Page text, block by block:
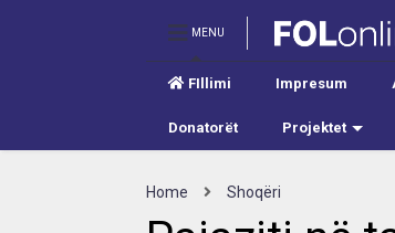
MENU
FIllimi Impresum
Donatorët Projektet
Home Shoqëri